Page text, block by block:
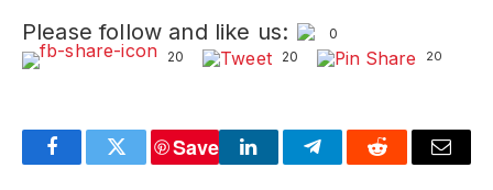
Please follow and like us:
0
20
20 20
FacebookTwitter
Save
LinkedInTelegramReddit Email